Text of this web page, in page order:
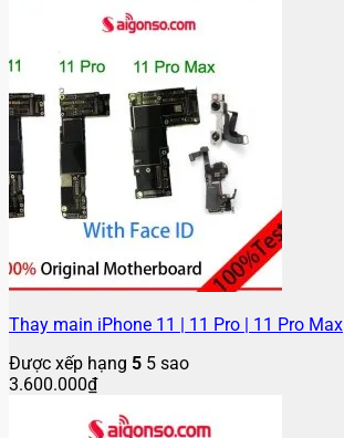
Thay main iPhone 11 | 11 Pro | 11 Pro Max
Được xếp hạng 5 5 sao
3.600.000₫